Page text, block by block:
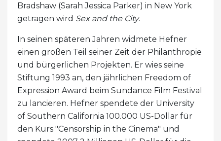
Bradshaw (Sarah Jessica Parker) in New York
getragen wird Sex and the City.
In seinen späteren Jahren widmete Hefner
einen großen Teil seiner Zeit der Philanthropie
und bürgerlichen Projekten. Er wies seine
Stiftung 1993 an, den jährlichen Freedom of
Expression Award beim Sundance Film Festival
zu lancieren. Hefner spendete der University
of Southern California 100.000 US-Dollar für
den Kurs "Censorship in the Cinema" und